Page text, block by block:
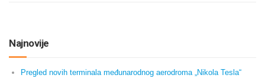
Najnovije
Pregled novih terminala međunarodnog aerodroma „Nikola Tesla“